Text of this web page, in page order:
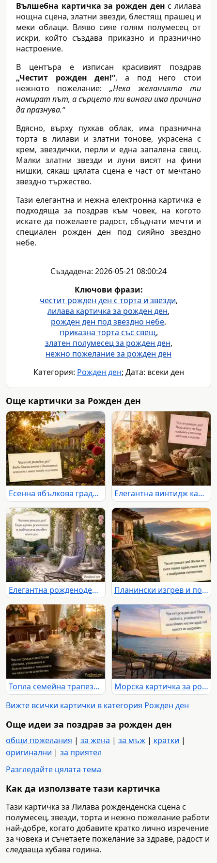
Вълшебна картичка за рожден ден с лилава
нощна сцена, златни звезди, блестящ прашец и
меки облаци. Вляво сияе голям полумесец от
искри, който създава приказно и празнично
настроение.
В центъра е изписан красивият поздрав
„Честит рожден ден!“, а под него стои
нежното пожелание: „Нека желанията ти
намират път, а сърцето ти винаги има причина
да празнува.“
Вдясно, върху пухкав облак, има празнична
торта в лилави и златни тонове, украсена с
крем, звездички, перли и една запалена свещ.
Малки златни звезди и луни висят на фини
нишки, сякаш цялата сцена е част от мечтано
звездно тържество.
Тази елегантна и нежна електронна картичка е
подходяща за поздрав към човек, на когото
искате да пожелаете радост, сбъднати мечти и
специален рожден ден под сияйно звездно
небе.
Създадена: 2026-05-21 08:00:24
Ключови фрази:
честит рожден ден с торта и звезди,
лилава картичка за рожден ден,
рожден ден под звездно небе,
приказна торта със свещ,
златен полумесец за рожден ден,
нежно пожелание за рожден ден
Категория: Рожден ден; Дата: всеки ден
Още картички за Рожден ден
Есенна ябълкова градина с пожелание за дълголетие и много усмивки Елегантна винтидж картичка за рожден ден с цветя, уют и топло пожелание
Елегантна рожденоденска картичка с лавандула, рози и фонтан Планински изгрев и пожелание за здраве, смели мечти и незабравими пътешествия
Топла семейна трапеза с торта и нежен поздрав за рожден ден
Морска картичка за рожден ден с любов, спокойствие и споделени години
Вижте всички картички в категория Рожден ден
Още идеи за поздрав за рожден ден
общи пожелания | за жена | за мъж | кратки |
оригинални | за приятел
Разгледайте цялата тема
Как да използвате тази картичка
Тази картичка за Лилава рожденденска сцена с
полумесец, звезди, торта и нежно пожелание работи
най-добре, когато добавите кратко лично изречение
за човека и съчетаете пожелание за здраве, радост и
следваща хубава година.